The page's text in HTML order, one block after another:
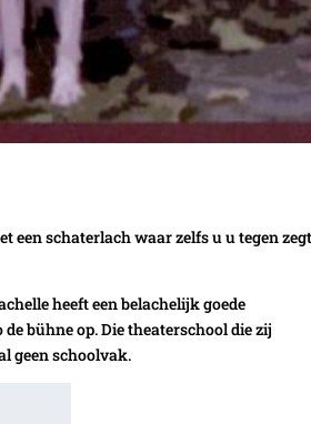
een schaterlach waar zelfs u u tegen
heeft een belachelijk goede
bühne op. Die theaterschool die zij
geen schoolvak.